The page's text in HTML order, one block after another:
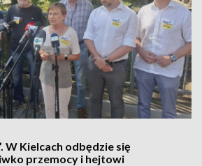
W Kielcach odbędzie się
przemocy i hejtowi